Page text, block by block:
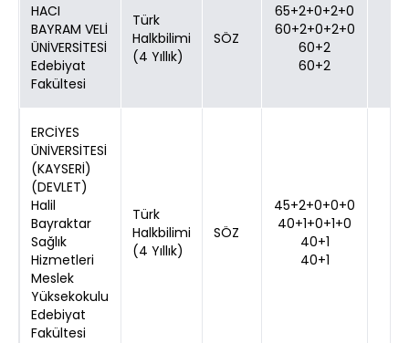
HACI
BAYRAM VELİ
ÜNİVERSİTESİ
Edebiyat
Fakültesi
Türk
Halkbilimi
(4 Yıllık)
SÖZ
65+2+0+2+0
60+2+0+2+0
60+2
60+2
ERCİYES
ÜNİVERSİTESİ
(KAYSERİ)
(DEVLET)
Halil
Bayraktar
Sağlık
Hizmetleri
Meslek
Yüksekokulu
Edebiyat
Fakültesi
Türk
Halkbilimi
(4 Yıllık)
SÖZ
45+2+0+0+0
40+1+0+1+0
40+1
40+1